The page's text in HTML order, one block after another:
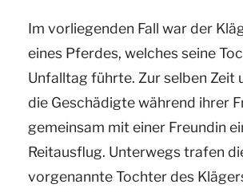
Im vorliegenden Fall war der
eines Pferdes, welches seine
Unfalltag führte. Zur selben Zeit
die Geschädigte während ihrer
gemeinsam mit einer Freundin
Reitausflug. Unterwegs trafen
vorgenannte Tochter des